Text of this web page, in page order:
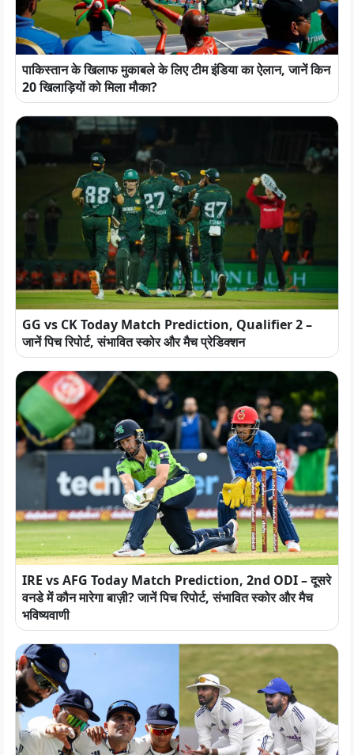
पाकिस्तान के खिलाफ मुकाबले के लिए टीम इंडिया का ऐलान, जानें किन
20 खिलाड़ियों को मिला मौका?
GG vs CK Today Match Prediction, Qualifier 2 –
जानें पिच रिपोर्ट, संभावित स्कोर और मैच प्रेडिक्शन
IRE vs AFG Today Match Prediction, 2nd ODI – दूसरे
वनडे में कौन मारेगा बाज़ी? जानें पिच रिपोर्ट, संभावित स्कोर और मैच
भविष्यवाणी